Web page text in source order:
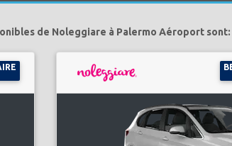
de Noleggiare à Palermo Aéroport sont: